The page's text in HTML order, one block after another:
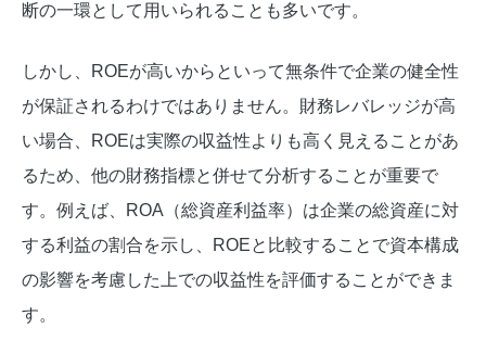
断の一環として用いられることも多いです。
しかし、ROEが高いからといって無条件で企業の健全性
が保証されるわけではありません。財務レバレッジが高
い場合、ROEは実際の収益性よりも高く見えることがあ
るため、他の財務指標と併せて分析することが重要で
す。例えば、ROA（総資産利益率）は企業の総資産に対
する利益の割合を示し、ROEと比較することで資本構成
の影響を考慮した上での収益性を評価することができま
す。